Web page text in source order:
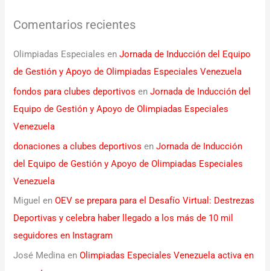
Comentarios recientes
Olimpiadas Especiales enJornada de Inducción del Equipo
de Gestión y Apoyo de Olimpiadas Especiales Venezuela
fondos para clubes deportivos enJornada de Inducción del
Equipo de Gestión y Apoyo de Olimpiadas Especiales
Venezuela
donaciones a clubes deportivos enJornada de Inducción
del Equipo de Gestión y Apoyo de Olimpiadas Especiales
Venezuela
Miguel enOEV se prepara para el Desafío Virtual: Destrezas
Deportivas y celebra haber llegado a los más de 10 mil
seguidores en Instagram
José Medina enOlimpiadas Especiales Venezuela activa en